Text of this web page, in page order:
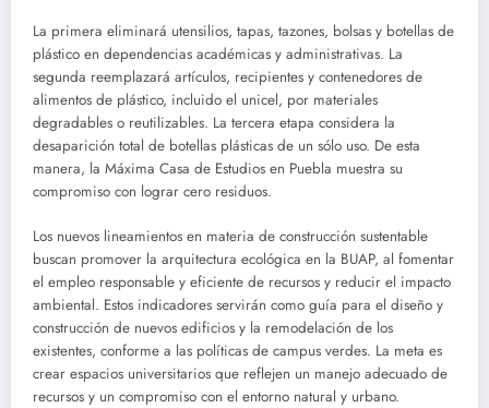
La primera eliminará utensilios, tapas, tazones, bolsas y botellas de
plástico en dependencias académicas y administrativas. La
segunda reemplazará artículos, recipientes y contenedores de
alimentos de plástico, incluido el unicel, por materiales
degradables o reutilizables. La tercera etapa considera la
desaparición total de botellas plásticas de un sólo uso. De esta
manera, la Máxima Casa de Estudios en Puebla muestra su
compromiso con lograr cero residuos.
Los nuevos lineamientos en materia de construcción sustentable
buscan promover la arquitectura ecológica en la BUAP, al fomentar
el empleo responsable y eficiente de recursos y reducir el impacto
ambiental. Estos indicadores servirán como guía para el diseño y
construcción de nuevos edificios y la remodelación de los
existentes, conforme a las políticas de campus verdes. La meta es
crear espacios universitarios que reflejen un manejo adecuado de
recursos y un compromiso con el entorno natural y urbano.